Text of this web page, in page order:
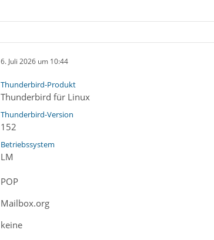
6. Juli 2026 um 10:44
Thunderbird-Produkt
Thunderbird für Linux
Thunderbird-Version
152
Betriebssystem
LM
POP
Mailbox.org
keine